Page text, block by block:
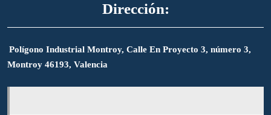
Dirección:
Polígono Industrial Montroy, Calle En Proyecto 3, número 3,
Montroy 46193, Valencia